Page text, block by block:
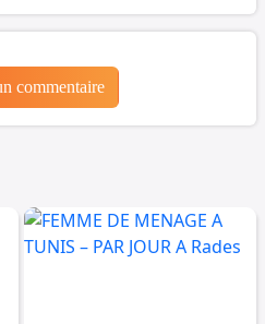
commentaire